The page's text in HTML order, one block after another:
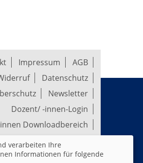
Impressum
AGB
Datenschutz
Newsletter
Dozent/ -innen-Login
Downloadbereich
Widerrufsformular
verarbeiten Ihre
Informationen für folgende